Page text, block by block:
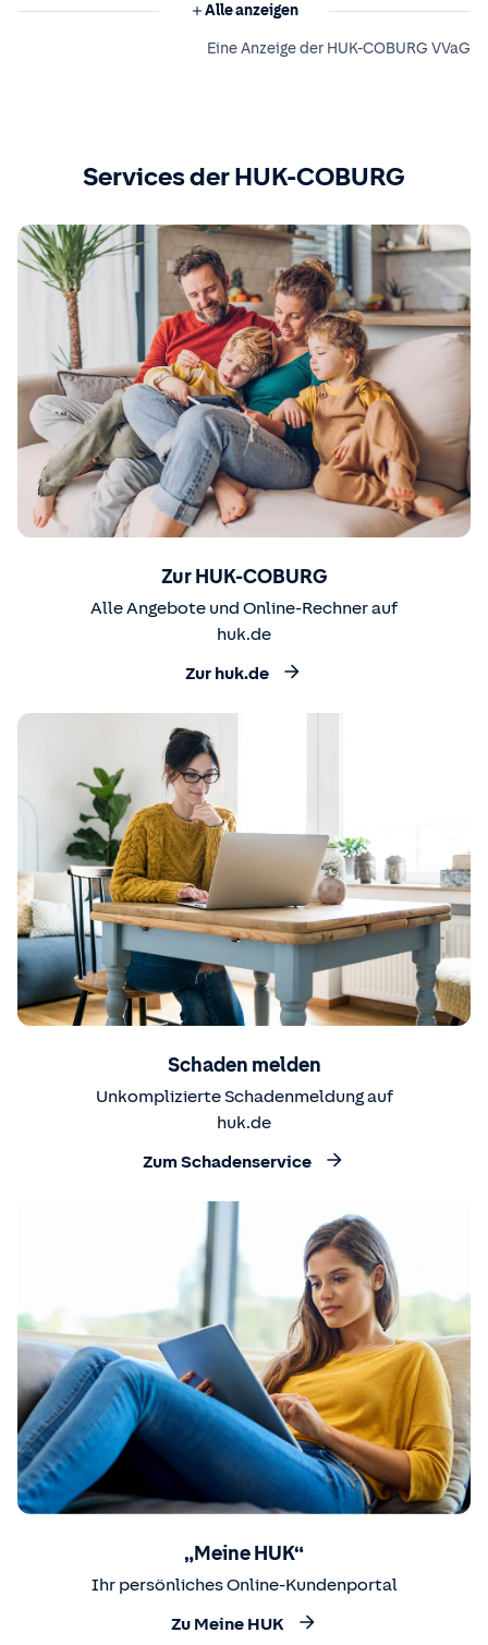
Alle anzeigen
Eine Anzeige der HUK-COBURG VVaG
Services der HUK-COBURG
Zur HUK-COBURG
Alle Angebote und Online-Rechner auf
huk.de
Zur huk.de
Schaden melden
Unkomplizierte Schadenmeldung auf
huk.de
Zum Schadenservice
„Meine HUK“
Ihr persönliches Online-Kundenportal
Zu Meine HUK